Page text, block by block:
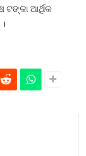
ଟଙ୍କା ଆର୍ଥିକ